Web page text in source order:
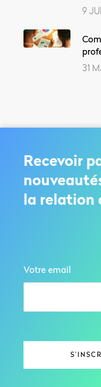
9
31
Recevoir
la relation
Votre email